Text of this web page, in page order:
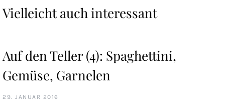
Vielleicht auch interessant
Auf den Teller (4): Spaghettini,
Gemüse, Garnelen
29. JANUAR 2016